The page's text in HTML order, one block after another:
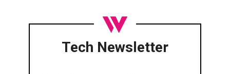
Tech Newsletter